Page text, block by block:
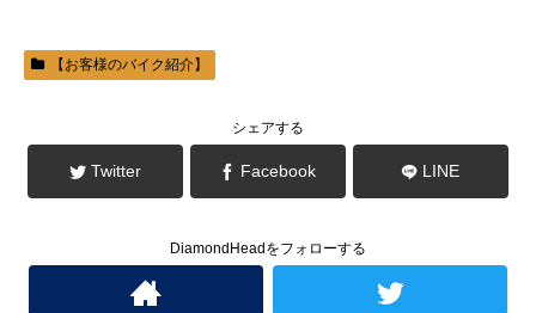
す
)
ウ
ィ
ン
き
ま
す
)
【お客様のバイク紹介】
シェアする
Twitter Facebook LINE
DiamondHeadをフォローする